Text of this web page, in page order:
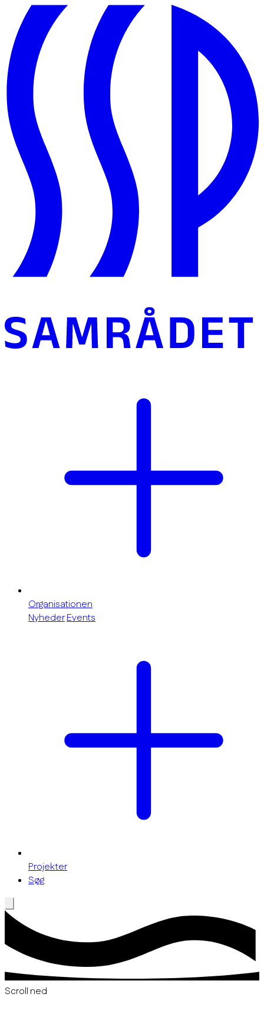
Organisationen
NyhederEvents
Projekter
Søg
Scroll ned